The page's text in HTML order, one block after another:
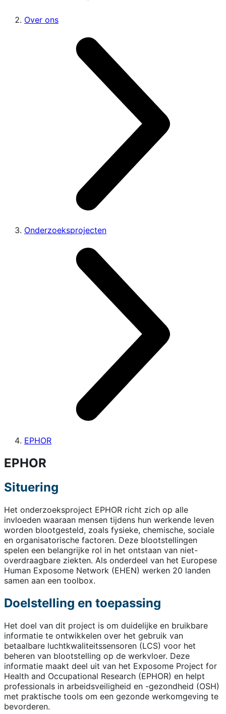
Over ons
Onderzoeksprojecten
EPHOR
EPHOR
Situering
Het onderzoeksproject EPHOR richt zich op alle
invloeden waaraan mensen tijdens hun werkende leven
worden blootgesteld, zoals fysieke, chemische, sociale
en organisatorische factoren. Deze blootstellingen
spelen een belangrijke rol in het ontstaan van niet-
overdraagbare ziekten. Als onderdeel van het Europese
Human Exposome Network (EHEN) werken 20 landen
samen aan een toolbox.
Doelstelling en toepassing
Het doel van dit project is om duidelijke en bruikbare
informatie te ontwikkelen over het gebruik van
betaalbare luchtkwaliteitssensoren (LCS) voor het
beheren van blootstelling op de werkvloer. Deze
informatie maakt deel uit van het Exposome Project for
Health and Occupational Research (EPHOR) en helpt
professionals in arbeidsveiligheid en -gezondheid (OSH)
met praktische tools om een gezonde werkomgeving te
bevorderen.